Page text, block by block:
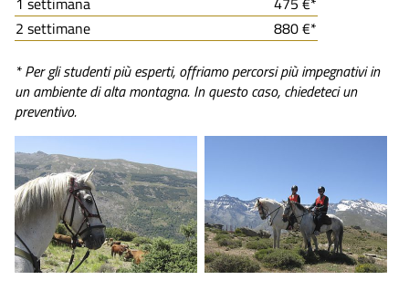
2 settimane
880 €*
* Per gli studenti più esperti, offriamo percorsi più impegnativi in
un ambiente di alta montagna. In questo caso, chiedeteci un
preventivo.